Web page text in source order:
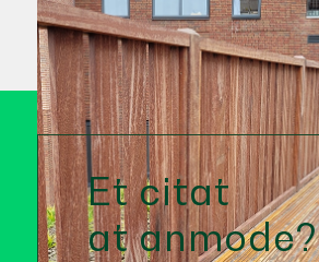
Et citat
at anmode?